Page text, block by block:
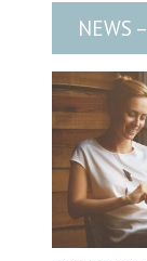
NEWS